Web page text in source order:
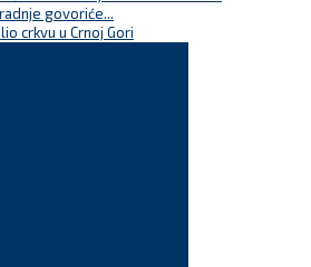
govoriće...
crkvu u Crnoj Gori